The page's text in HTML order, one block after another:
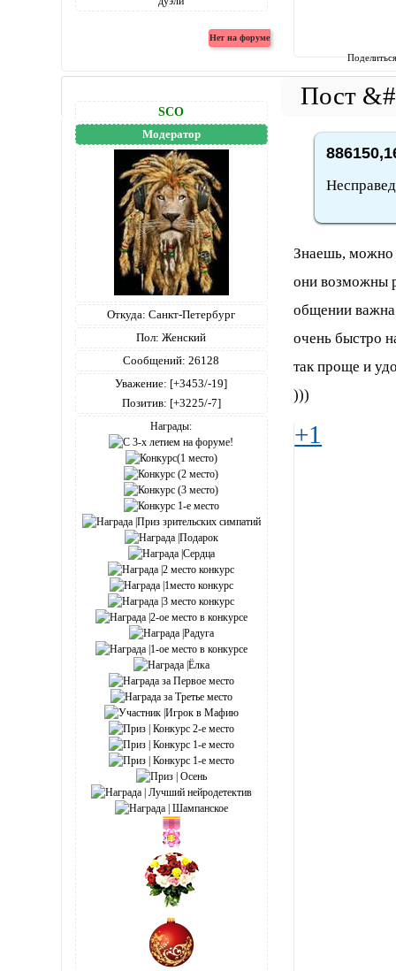
SCO
Модератор
Откуда: Санкт-Петербург
Пол: Женский
Сообщений: 26128
Уважение: [+3453/-19]
Позитив: [+3225/-7]
Награды:
Знаешь, можно
они возможны
общении важна
очень быстро
так проще и
)))
+1